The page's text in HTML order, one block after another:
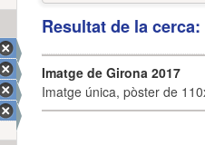
Resultat de la
Imatge de Girona 2017
Imatge única, pòster de